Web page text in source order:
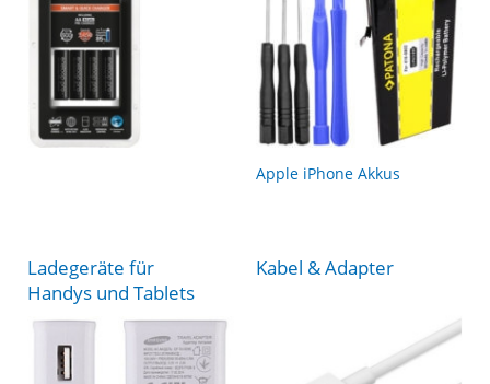
Apple iPhone Akkus
Ladegeräte für
Handys und Tablets
Kabel & Adapter